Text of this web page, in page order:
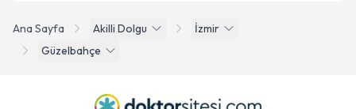
Ana Sayfa Akilli Dolgu
İzmir
Güzelbahçe